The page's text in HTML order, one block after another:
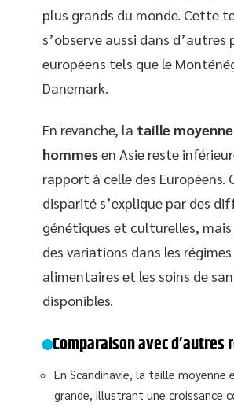
plus grands du monde. Cette
s’observe aussi dans d’autres
européens tels que le
Danemark.
En revanche, la taille
hommesen Asie reste
rapport à celle des Européens.
disparité s’explique par des
génétiques et culturelles, mais
des variations dans les régimes
alimentaires et les soins de
disponibles.
Comparaison avec d’autres
En Scandinavie, la taille moyenne
grande, illustrant une croissance